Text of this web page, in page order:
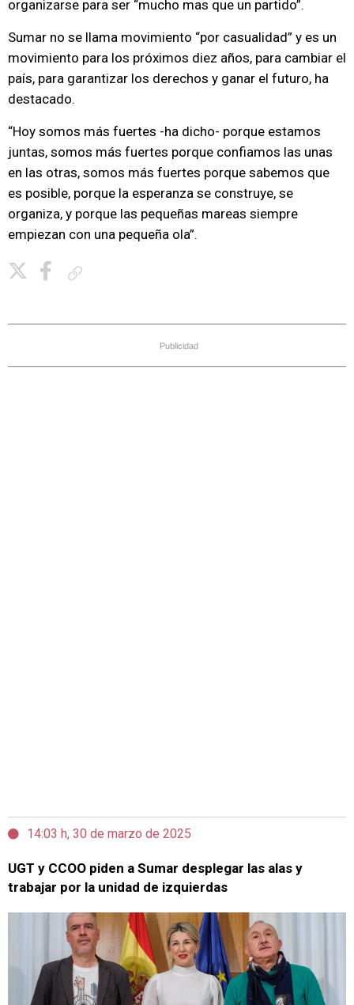
organizarse para ser “mucho mas que un partido”.
Sumar no se llama movimiento “por casualidad” y es un
movimiento para los próximos diez años, para cambiar el
país, para garantizar los derechos y ganar el futuro, ha
destacado.
“Hoy somos más fuertes -ha dicho- porque estamos
juntas, somos más fuertes porque confiamos las unas
en las otras, somos más fuertes porque sabemos que
es posible, porque la esperanza se construye, se
organiza, y porque las pequeñas mareas siempre
empiezan con una pequeña ola”.
Publicidad
14:03 h, 30 de marzo de 2025
UGT y CCOO piden a Sumar desplegar las alas y
trabajar por la unidad de izquierdas